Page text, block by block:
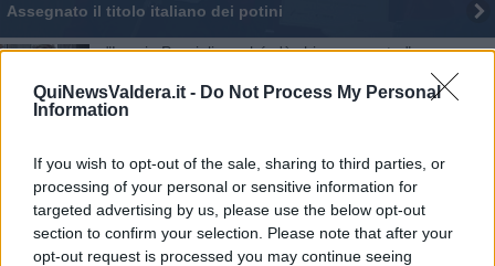
QuiNewsValdera.it - Do Not Process My Personal
Information
If you wish to opt-out of the sale, sharing to third parties, or
processing of your personal or sensitive information for
targeted advertising by us, please use the below opt-out
section to confirm your selection. Please note that after your
opt-out request is processed you may continue seeing
Assegnato il titolo italiano dei potini
"Lascio Peccioli perché c'è chi rema contro"
40 anni di Tv Libera Livorno: festa in famiglia
​Amici con cui crescere insieme
Insomnia